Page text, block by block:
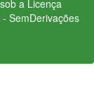
a Licença
SemDerivações